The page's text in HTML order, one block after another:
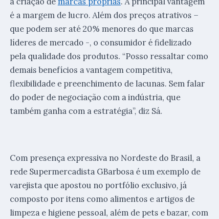
é a margem de lucro. Além dos preços atrativos –
que podem ser até 20% menores do que marcas
líderes de mercado -, o consumidor é fidelizado
pela qualidade dos produtos. “Posso ressaltar como
demais benefícios a vantagem competitiva,
flexibilidade e preenchimento de lacunas. Sem falar
do poder de negociação com a indústria, que
também ganha com a estratégia”, diz Sá.
Com presença expressiva no Nordeste do Brasil, a
rede Supermercadista GBarbosa é um exemplo de
varejista que apostou no portfólio exclusivo, já
composto por itens como alimentos e artigos de
limpeza e higiene pessoal, além de pets e bazar, com